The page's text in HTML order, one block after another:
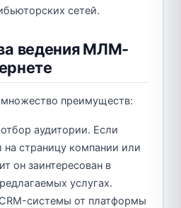
сетей.
ведения МЛМ-
преимуществ:
аудитории. Если
на страницу компании или
он заинтересован в
услугах.
системы от платформы